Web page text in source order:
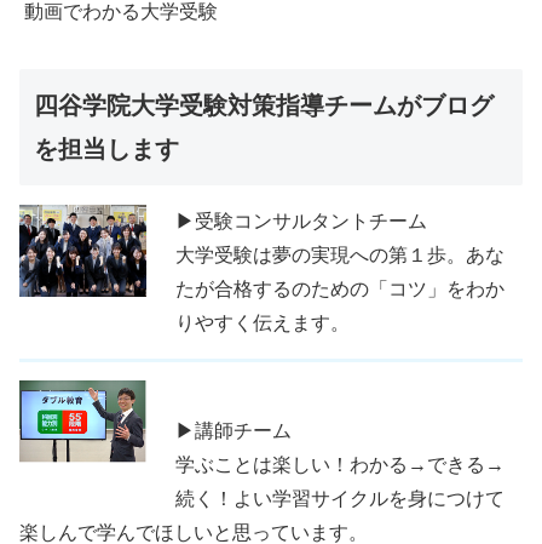
動画でわかる大学受験
四谷学院大学受験対策指導チームがブログ
を担当します
▶受験コンサルタントチーム
大学受験は夢の実現への第１歩。あな
たが合格するのための「コツ」をわか
りやすく伝えます。
▶講師チーム
学ぶことは楽しい！わかる→できる→
続く！よい学習サイクルを身につけて
楽しんで学んでほしいと思っています。